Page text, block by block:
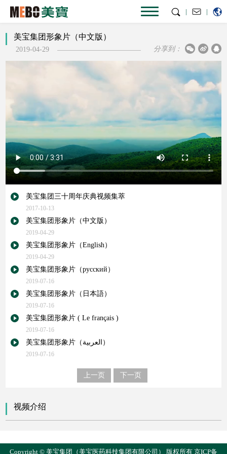
|
|
美宝集团形象片（中文版）
分享到：
2019-04-29
美宝集团三十周年庆典视频集萃
2017-10-13
美宝集团形象片（中文版）
2019-04-29
美宝集团形象片（English）
2019-04-29
美宝集团形象片（русский）
2019-07-16
美宝集团形象片（日本語）
2019-07-16
美宝集团形象片 ( Le français )
2019-07-16
美宝集团形象片（العربية）
2019-07-16
上一页 下一页
视频介绍
Copyright © 美宝集团（美宝医药科技集团有限公司） 版权所有 京ICP备